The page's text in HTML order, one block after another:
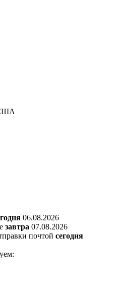
06.08.2026
завтра 07.08.2026
почтой сегодня